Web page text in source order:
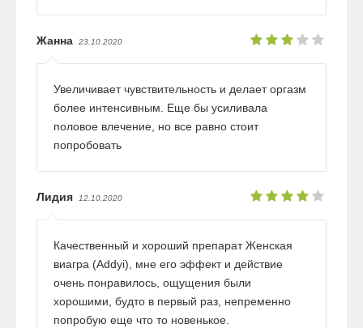
Жанна 23.10.2020
Увеличивает чувствительность и делает оргазм
более интенсивным. Еще бы усиливала
половое влечение, но все равно стоит
попробовать
Лидия 12.10.2020
Качественный и хороший препарат Женская
виагра (Addyi), мне его эффект и действие
очень понравилось, ощущения были
хорошими, будто в первый раз, непременно
попробую еще что то новенькое.